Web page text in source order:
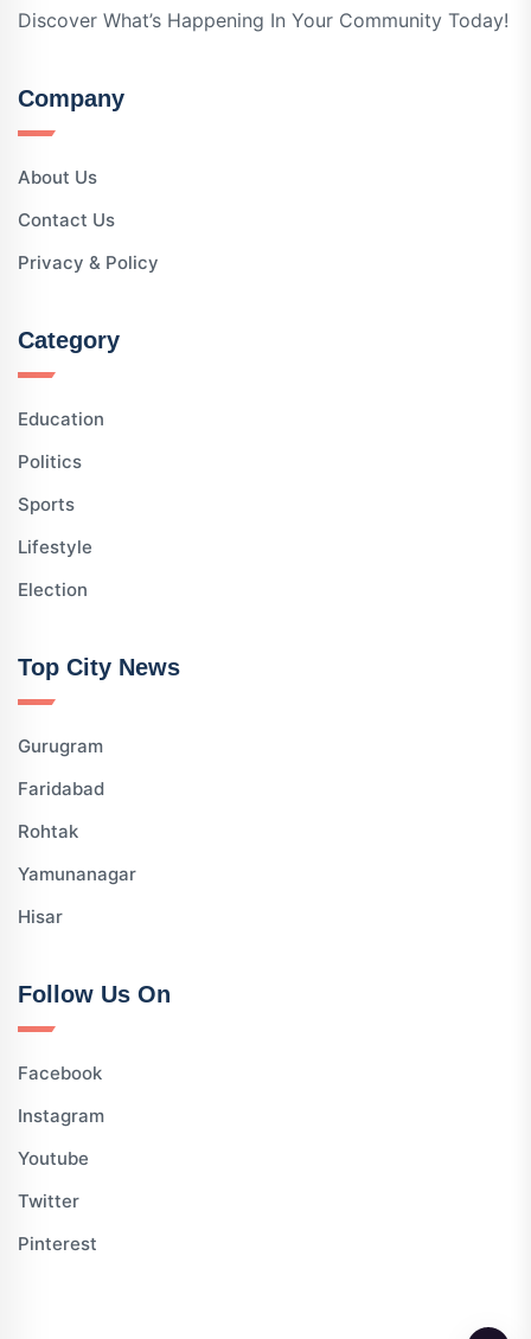
Discover What’s Happening In Your Community Today!
Company
About Us
Contact Us
Privacy & Policy
Category
Education
Politics
Sports
Lifestyle
Election
Top City News
Gurugram
Faridabad
Rohtak
Yamunanagar
Hisar
Follow Us On
Facebook
Instagram
Youtube
Twitter
Pinterest